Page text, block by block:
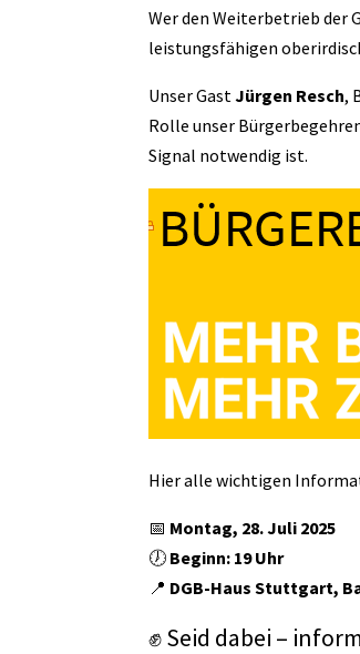
Wer den Weiterbetrieb der
leistungsfähigen
Unser GastJürgen Resch,
Rolle unser
Signal notwendig ist.
Hier alle wichtigen
📅 Montag, 28. Juli 2025
🕖 Beginn: 19 Uhr
📍 DGB-Haus Stuttgart,
✊ Seid dabei –